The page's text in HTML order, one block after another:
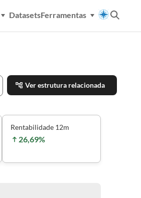
DatasetsFerramentas
Ver estrutura relacionada
Rentabilidade 12m
26,69%